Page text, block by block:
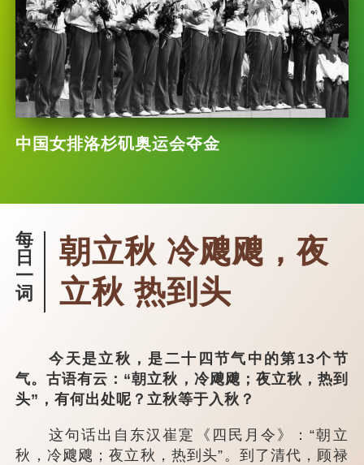
中国女排洛杉矶奥运会夺金
每
日
一
词
朝立秋 冷飕飕，夜
立秋 热到头
今天是立秋，是二十四节气中的第13个节
气。古语有云：“朝立秋，冷飕飕；夜立秋，热到
头”，有何出处呢？立秋等于入秋？
这句话出自东汉崔寔《四民月令》：“朝立
秋，冷飕飕；夜立秋，热到头”。到了清代，顾禄